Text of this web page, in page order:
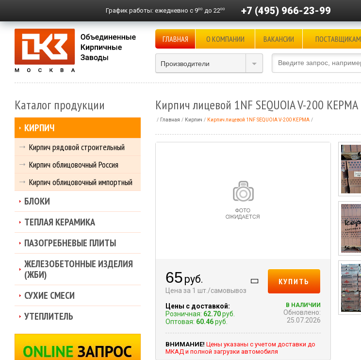
График работы: ежедневно с 900 до 2200 +7 (495) 966-23-99
ГЛАВНАЯ О КОМПАНИИ ВАКАНСИИ ПОСТАВЩИКАМ
Производители
Кирпич лицевой 1NF SEQUOIA V-200 КЕРМА
Главная Кирпич Кирпич лицевой 1NF SEQUOIA V-200 КЕРМА
65 руб.
Цена за 1 шт./самовывоз
Цены с доставкой:
Розничная: 62.70руб.
Оптовая: 60.46руб.
КУПИТЬ
В НАЛИЧИИ
Обновлено:
25.07.2026
ВНИМАНИЕ! Цены указаны с учетом доставки до
МКАД и полной загрузки автомобиля
Каталог продукции
КИРПИЧ
Кирпич рядовой строительный
Кирпич облицовочный Россия
Кирпич облицовочный импортный
БЛОКИ
ТЕПЛАЯ КЕРАМИКА
ПАЗОГРЕБНЕВЫЕ ПЛИТЫ
ЖЕЛЕЗОБЕТОННЫЕ ИЗДЕЛИЯ
(ЖБИ)
СУХИЕ СМЕСИ
УТЕПЛИТЕЛЬ